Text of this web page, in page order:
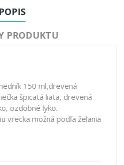
POPIS
PRODUKTU
150 ml,drevená
špicatá liata, drevená
ozdobné lyko.
vrecka možná podľa želania